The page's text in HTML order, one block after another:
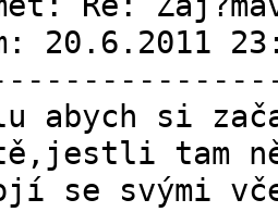
20.6.2011
abych si
tam
se svými